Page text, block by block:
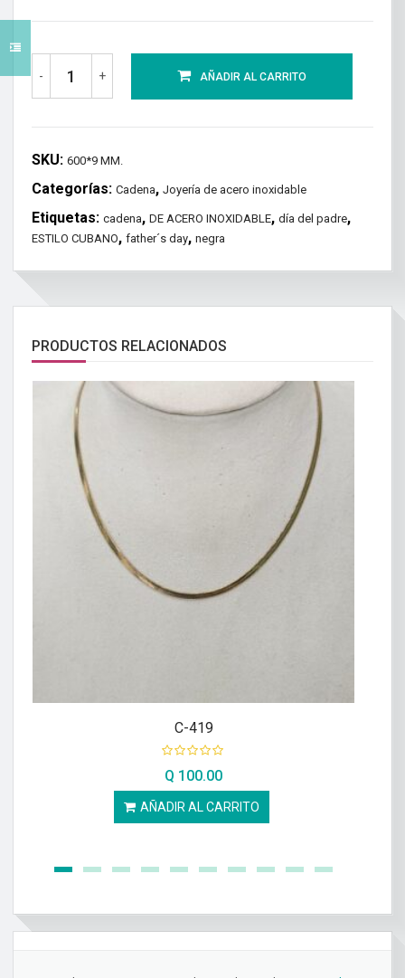
- + AÑADIR AL CARRITO
SKU: 600*9 MM.
Categorías: Cadena, Joyería de acero inoxidable
Etiquetas: cadena, DE ACERO INOXIDABLE, día del padre,
ESTILO CUBANO, father´s day, negra
PRODUCTOS RELACIONADOS
C-419
Q 100.00
AÑADIR AL CARRITO